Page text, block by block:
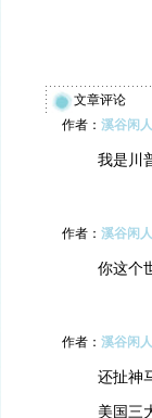
文章评论
作者： 溪谷闲人
我是川
作者： 溪谷闲人
你这个
作者： 溪谷闲人
还扯神
美国三